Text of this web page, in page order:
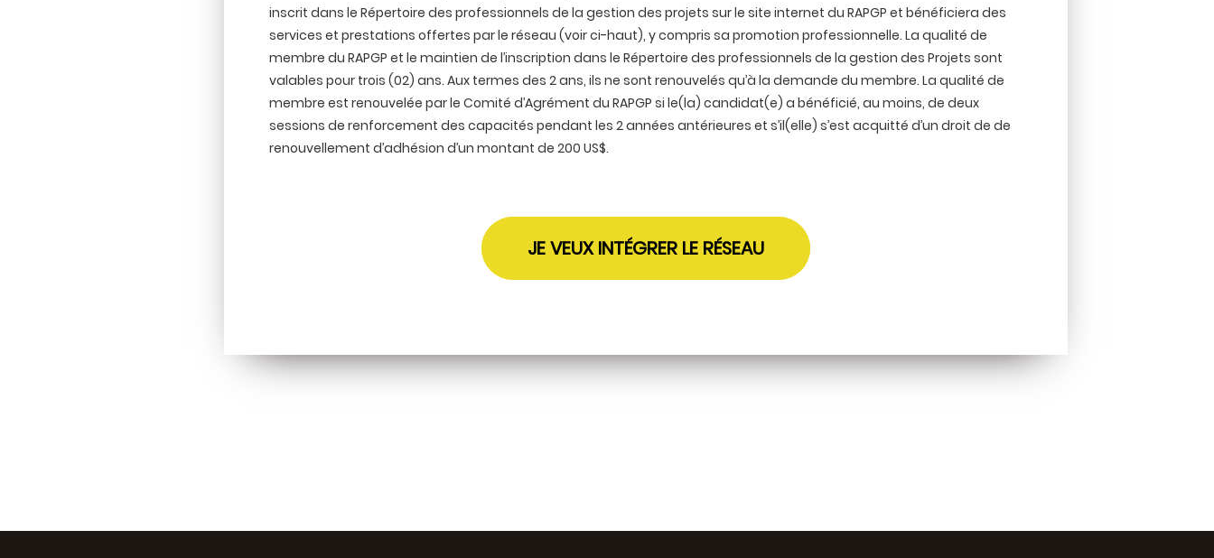
inscrit dans le Répertoire des professionnels de la gestion des projets sur le site internet du RAPGP et bénéficiera des
services et prestations offertes par le réseau (voir ci-haut), y compris sa promotion professionnelle. La qualité de
membre du RAPGP et le maintien de l’inscription dans le Répertoire des professionnels de la gestion des Projets sont
valables pour trois (02) ans. Aux termes des 2 ans, ils ne sont renouvelés qu’à la demande du membre. La qualité de
membre est renouvelée par le Comité d’Agrément du RAPGP si le(la) candidat(e) a bénéficié, au moins, de deux
sessions de renforcement des capacités pendant les 2 années antérieures et s’il(elle) s’est acquitté d’un droit de de
renouvellement d’adhésion d’un montant de 200 US$.
JE VEUX INTÉGRER LE RÉSEAU